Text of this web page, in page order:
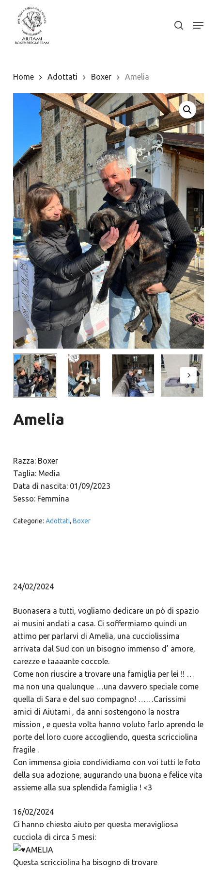
content
search
Menu
Home Adottati Boxer Amelia
Amelia
Razza: Boxer
Taglia: Media
Data di nascita: 01/09/2023
Sesso: Femmina
Categorie: Adottati, Boxer
24/02/2024
Buonasera a tutti, vogliamo dedicare un pò di spazio
ai musini andati a casa. Ci soffermiamo quindi un
attimo per parlarvi di Amelia, una cucciolissima
arrivata dal Sud con un bisogno immenso d’ amore,
carezze e taaaante coccole.
Come non riuscire a trovare una famiglia per lei !! …
ma non una qualunque …una davvero speciale come
quella di Sara e del suo compagno! ……Carissimi
amici di Aiutami , da anni sostengono la nostra
mission , e questa volta hanno voluto farlo aprendo le
porte del loro cuore accogliendo, questa scricciolina
fragile .
Con immensa gioia condividiamo con voi tutti le foto
della sua adozione, augurando una buona e felice vita
assieme alla sua splendida famiglia ! <3
16/02/2024
Ci hanno chiesto aiuto per questa meravigliosa
cucciola di circa 5 mesi:
AMELIA
Questa scricciolina ha bisogno di trovare
Close